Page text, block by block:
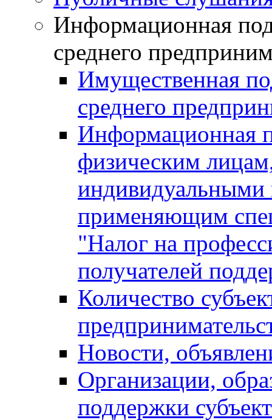
Информационная
среднего
Имущественная
среднего
Информационная
физическим
индивидуальными
применяющим
"Налог на
получателей
Количество
Новости,
Организации,
поддержки